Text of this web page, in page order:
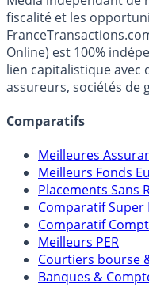
fiscalité et les
Online) est 100%
lien capitalistique avec
assureurs, sociétés de
Comparatifs
Meilleures
Meilleurs Fonds
Placements Sans
Comparatif Super
Comparatif
Meilleurs PER
Courtiers bourse
Banques &